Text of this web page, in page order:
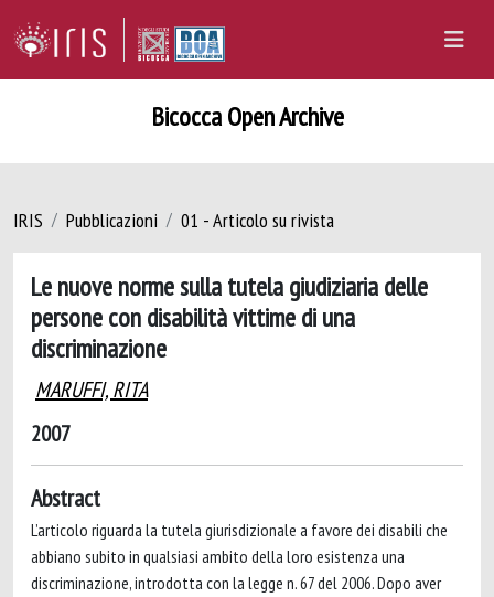
Bicocca Open Archive
IRIS Pubblicazioni 01 - Articolo su rivista
Le nuove norme sulla tutela giudiziaria delle
persone con disabilità vittime di una
discriminazione
MARUFFI, RITA
2007
Abstract
L’articolo riguarda la tutela giurisdizionale a favore dei disabili che
abbiano subito in qualsiasi ambito della loro esistenza una
discriminazione, introdotta con la legge n. 67 del 2006. Dopo aver